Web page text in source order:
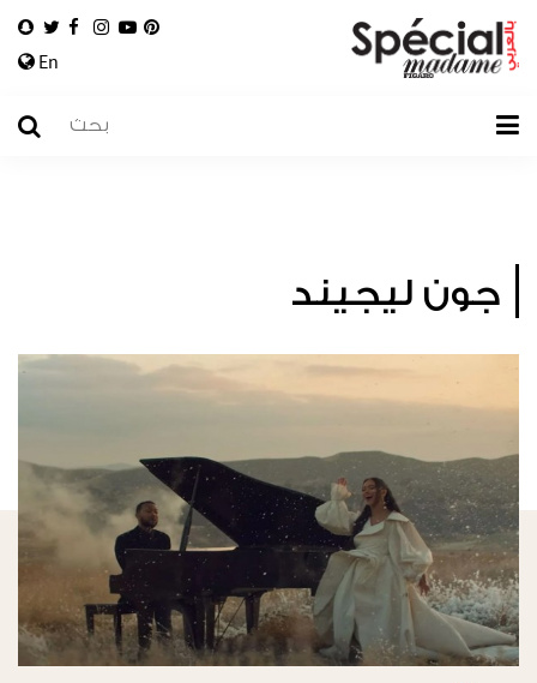
En
جون ليجيند